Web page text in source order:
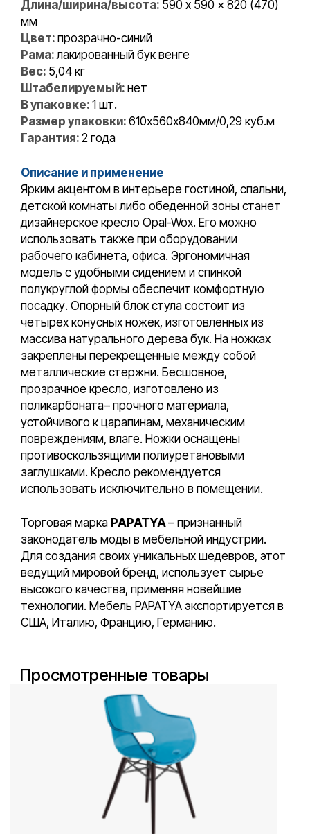
Длина/ширина/высота: 590 x 590 x 820 (470)
мм
Цвет: прозрачно-синий
Рама:лакированный бук венге
Вес: 5,04 кг
Штабелируемый: нет
В упаковке: 1 шт.
Размер упаковки: 610х560х840мм/0,29 куб.м
Гарантия: 2 года
Описание и применение
Ярким акцентом в интерьере гостиной, спальни,
детской комнаты либо обеденной зоны станет
дизайнерское кресло Opal-Wox. Его можно
использовать также при оборудовании
рабочего кабинета, офиса. Эргономичная
модель с удобными сидением и спинкой
полукруглой формы обеспечит комфортную
посадку. Опорный блок стула состоит из
четырех конусных ножек, изготовленных из
массива натурального дерева бук. На ножках
закреплены перекрещенные между собой
металлические стержни. Бесшовное,
прозрачное кресло, изготовлено из
поликарбоната– прочного материала,
устойчивого к царапинам, механическим
повреждениям, влаге. Ножки оснащены
противоскользящими полиуретановыми
заглушками. Кресло рекомендуется
использовать исключительно в помещении.
Торговая марка PAPATYA– признанный
законодатель моды в мебельной индустрии.
Для создания своих уникальных шедевров, этот
ведущий мировой бренд, использует сырье
высокого качества, применяя новейшие
технологии. Мебель PAPATYA экспортируется в
США, Италию, Францию, Германию.
Просмотренные товары